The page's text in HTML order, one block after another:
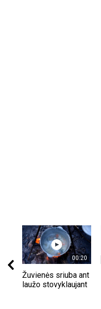
00:20
Žuvienės sriuba ant
laužo stovyklaujant